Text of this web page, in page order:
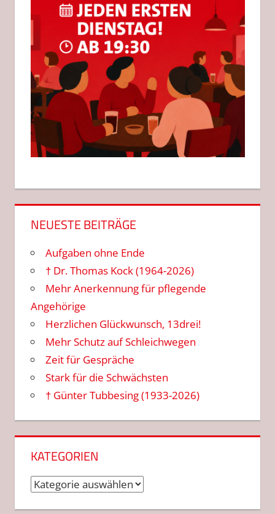
NEUESTE BEITRÄGE
Aufgaben ohne Ende
† Dr. Thomas Kock (1964-2026)
Mehr Anerkennung für pflegende
Angehörige
Herzlichen Glückwunsch, 13drei!
Mehr Schutz auf Schleichwegen
Zeit für Gespräche
Stark für die Schwächsten
† Günter Tubbesing (1933-2026)
KATEGORIEN
Kategorien